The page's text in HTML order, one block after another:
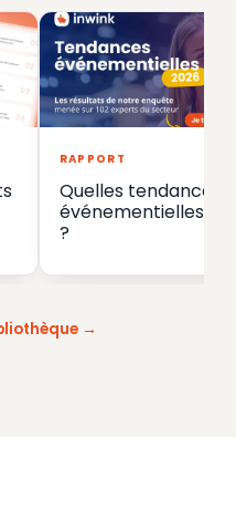
RAPPORT
Quelles tendances
événementielles en
?